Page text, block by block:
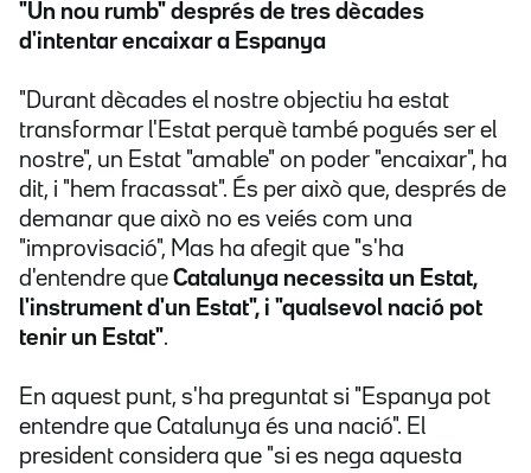
"Un nou rumb" després de tres dècades
d'intentar encaixar a Espanya
"Durant dècades el nostre objectiu ha estat
transformar l'Estat perquè també pogués ser el
nostre", un Estat "amable" on poder "encaixar", ha
dit, i "hem fracassat". És per això que, després de
demanar que això no es veiés com una
"improvisació", Mas ha afegit que "s'ha
d'entendre que Catalunya necessita un Estat,
l'instrument d'un Estat", i "qualsevol nació pot
tenir un Estat".
En aquest punt, s'ha preguntat si "Espanya pot
entendre que Catalunya és una nació". El
president considera que "si es nega aquesta